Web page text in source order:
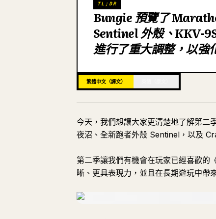
TL;DR
Bungie 預覽了
Sentinel 外殼、KKV-
進行了重大調整，以強
繁體中文（譯文）
今天，我們想讓大家更清楚地了解第二
夜沼、全新跑者外殼 Sentinel，以及
第二季讓我們有機會在玩家已經喜歡
晰、更具表現力，並且在長期遊玩中帶